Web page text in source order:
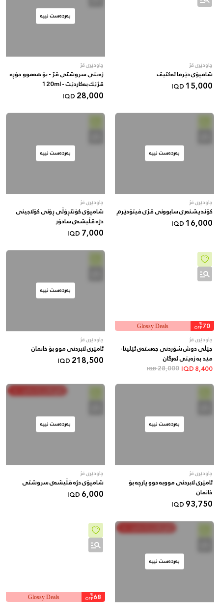
چاودێری قژ
شامپۆی دێرما ئەکتیڤ
15,000
IQD
بەردەست نییە
چاودێری قژ
زەیتی سروشتی قژ - بۆ هەموو جۆڕە
قژێك بەکاردێت - 120ml
28,000
IQD
بەردەست نییە
چاودێری قژ
کۆندیشنەری سابوونی قژی فیتۆدێرم
16,000
IQD
بەردەست نییە
چاودێری قژ
شامپۆی کۆنتڕۆڵی ڕۆنی کۆلاجینی
دژە قڵیشەی سادۆر
7,000
IQD
70
%
OFF
Glossy Deals
چاودێری قژ
جێڵی دوش شۆردنی جەستەی ئێلینا-
مێد بە زەیتی ئەرگان
8,400
28,000
IQD
بەردەست نییە
چاودێری قژ
ئامێری لابردنی موو بۆ خانمان
218,500
IQD
بەردەست نییە
چاودێری قژ
ئامێری لابردنی مووبە دوو پارچە بۆ
خانمان
93,750
IQD
بەردەست نییە
چاودێری قژ
شامپۆی دژە قڵیشەی سروشتی
6,000
IQD
بەردەست نییە
68
%
OFF
Glossy Deals